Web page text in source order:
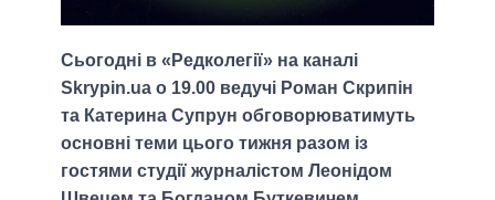
Сьогодні в «Редколегії» на каналі
Skrypin.ua о 19.00 ведучі Роман Скрипін
та Катерина Супрун обговорюватимуть
основні теми цього тижня разом із
гостями студії журналістом Леонідом